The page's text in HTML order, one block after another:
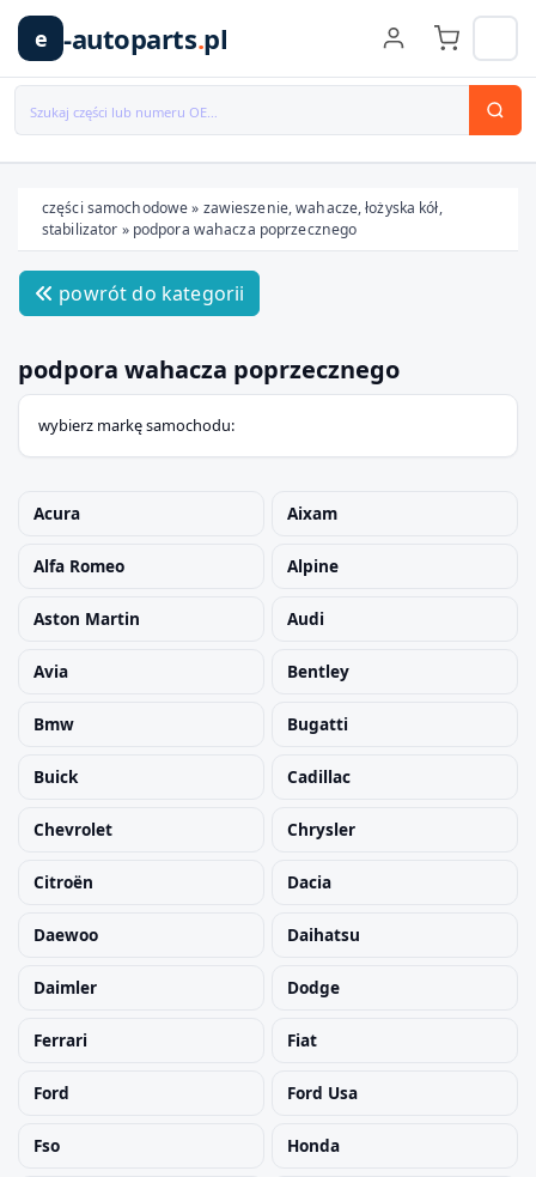
e -autoparts.pl
Wybierz swój pojazd
MARKA
MODEL
Szukaj pasujących części
części samochodowe» zawieszenie, wahacze, łożyska kół,
stabilizator » podpora wahacza poprzecznego
powrót do kategorii
podpora wahacza poprzecznego
wybierz markę samochodu:
Acura Aixam
Alfa Romeo Alpine
Aston Martin Audi
Avia Bentley
Bmw Bugatti
Buick Cadillac
Chevrolet Chrysler
Citroën Dacia
Daewoo Daihatsu
Daimler Dodge
Ferrari Fiat
Ford Ford Usa
Fso Honda